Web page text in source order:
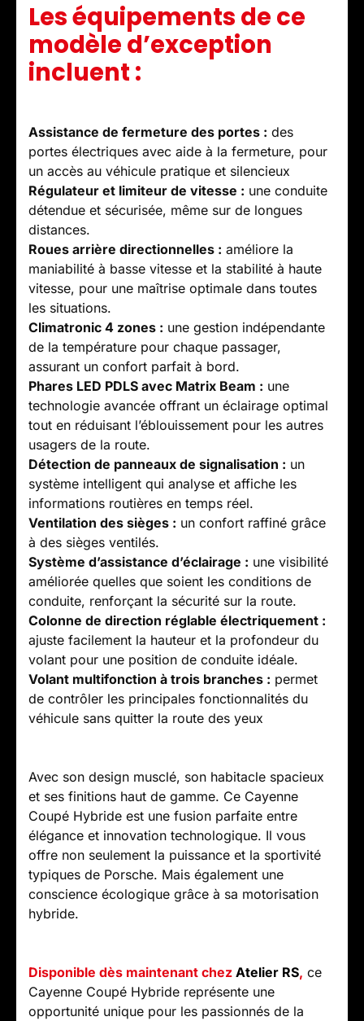
Les équipements de ce
modèle d’exception
incluent :
Assistance de fermeture des portes : des
portes électriques avec aide à la fermeture, pour
un accès au véhicule pratique et silencieux
Régulateur et limiteur de vitesse : une conduite
détendue et sécurisée, même sur de longues
distances.
Roues arrière directionnelles : améliore la
maniabilité à basse vitesse et la stabilité à haute
vitesse, pour une maîtrise optimale dans toutes
les situations.
Climatronic 4 zones : une gestion indépendante
de la température pour chaque passager,
assurant un confort parfait à bord.
Phares LED PDLS avec Matrix Beam : une
technologie avancée offrant un éclairage optimal
tout en réduisant l’éblouissement pour les autres
usagers de la route.
Détection de panneaux de signalisation : un
système intelligent qui analyse et affiche les
informations routières en temps réel.
Ventilation des sièges : un confort raffiné grâce
à des sièges ventilés.
Système d’assistance d’éclairage : une visibilité
améliorée quelles que soient les conditions de
conduite, renforçant la sécurité sur la route.
Colonne de direction réglable électriquement :
ajuste facilement la hauteur et la profondeur du
volant pour une position de conduite idéale.
Volant multifonction à trois branches : permet
de contrôler les principales fonctionnalités du
véhicule sans quitter la route des yeux
Avec son design musclé, son habitacle spacieux
et ses finitions haut de gamme. Ce Cayenne
Coupé Hybride est une fusion parfaite entre
élégance et innovation technologique. Il vous
offre non seulement la puissance et la sportivité
typiques de Porsche. Mais également une
conscience écologique grâce à sa motorisation
hybride.
Disponible dès maintenant chez Atelier RS, ce
Cayenne Coupé Hybride représente une
opportunité unique pour les passionnés de la